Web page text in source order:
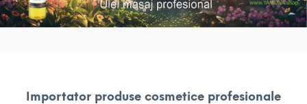
Importator produse cosmetice profesionale